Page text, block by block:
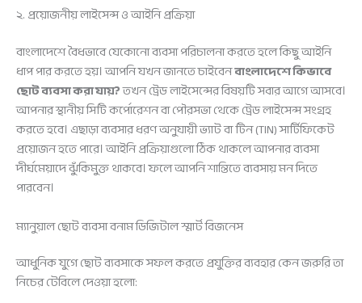
২. প্রয়োজনীয় লাইসেন্স ও আইনি প্রক্রিয়া
বাংলাদেশে বৈধভাবে যেকোনো ব্যবসা পরিচালনা করতে হলে কিছু আইনি
ধাপ পার করতে হয়। আপনি যখন জানতে চাইবেনবাংলাদেশে কিভাবে
ছোট ব্যবসা করা যায়?তখন ট্রেড লাইসেন্সের বিষয়টি সবার আগে আসবে।
আপনার স্থানীয় সিটি কর্পোরেশন বা পৌরসভা থেকে ট্রেড লাইসেন্স সংগ্রহ
করতে হবে। এছাড়া ব্যবসার ধরণ অনুযায়ী ভ্যাট বা টিন (TIN) সার্টিফিকেট
প্রয়োজন হতে পারে। আইনি প্রক্রিয়াগুলো ঠিক থাকলে আপনার ব্যবসা
দীর্ঘমেয়াদে ঝুঁকিমুক্ত থাকবে। ফলে আপনি শান্তিতে ব্যবসায় মন দিতে
পারবেন।
ম্যানুয়াল ছোট ব্যবসা বনাম ডিজিটাল স্মার্ট বিজনেস
আধুনিক যুগে ছোট ব্যবসাকে সফল করতে প্রযুক্তির ব্যবহার কেন জরুরি তা
নিচের টেবিলে দেওয়া হলো: